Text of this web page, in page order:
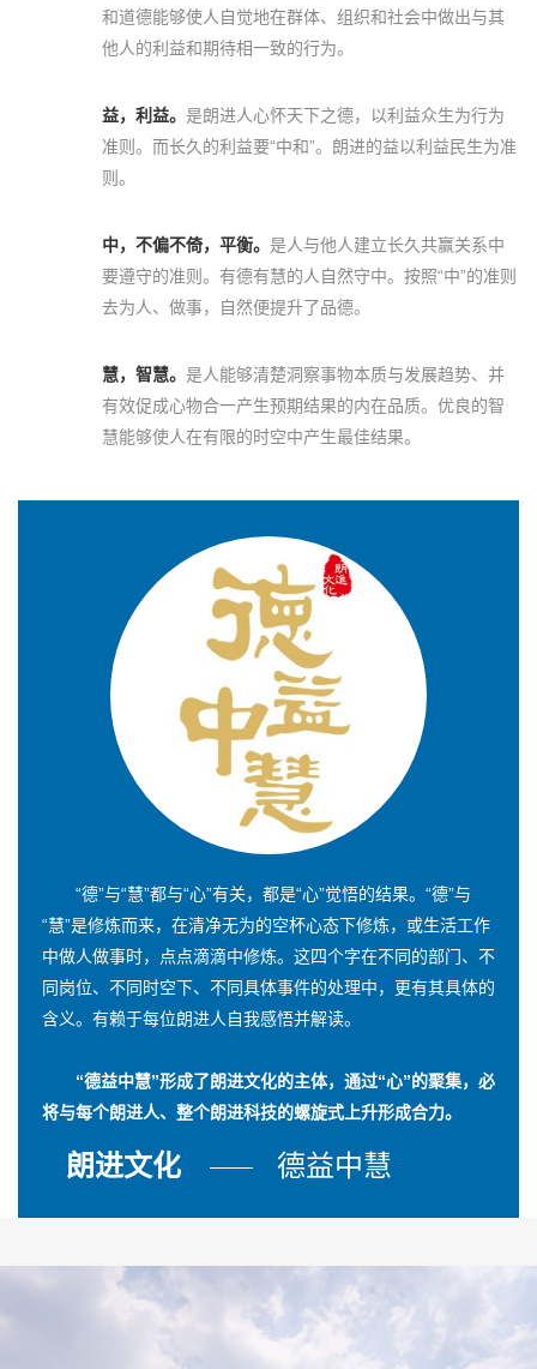
和道德能够使人自觉地在群体、组织和社会中做出与其
他人的利益和期待相一致的行为。
益，利益。 是朗进人心怀天下之德，以利益众生为行为
准则。而长久的利益要“中和”。朗进的益以利益民生为准
则。
中，不偏不倚，平衡。 是人与他人建立长久共赢关系中
要遵守的准则。有德有慧的人自然守中。按照“中”的准则
去为人、做事，自然便提升了品德。
慧，智慧。 是人能够清楚洞察事物本质与发展趋势、并
有效促成心物合一产生预期结果的内在品质。优良的智
慧能够使人在有限的时空中产生最佳结果。
“德”与“慧”都与“心”有关，都是“心”觉悟的结果。“德”与
“慧”是修炼而来，在清净无为的空杯心态下修炼，或生活工作
中做人做事时，点点滴滴中修炼。这四个字在不同的部门、不
同岗位、不同时空下、不同具体事件的处理中，更有其具体的
含义。有赖于每位朗进人自我感悟并解读。
“德益中慧”形成了朗进文化的主体，通过“心”的聚集，必
将与每个朗进人、整个朗进科技的螺旋式上升形成合力。
朗进文化 德益中慧